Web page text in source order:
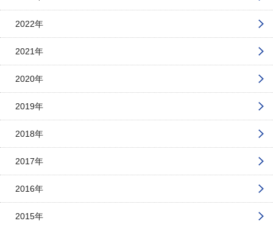
2022年
2021年
2020年
2019年
2018年
2017年
2016年
2015年